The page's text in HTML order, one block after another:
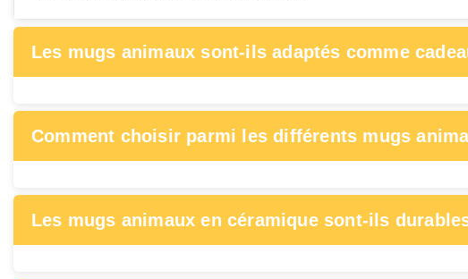
Les mugs animaux sont-ils adaptés comme
Comment choisir parmi les différents mugs
Les mugs animaux en céramique sont-ils